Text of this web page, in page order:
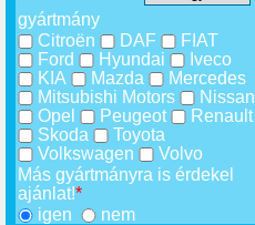
gyártmány
Citroën
DAF
FIAT
Ford
Hyundai
Iveco
KIA
Mazda
Mercedes
Mitsubishi Motors
Nissan
Opel
Peugeot
Renault
Skoda
Toyota
Volkswagen
Volvo
Más gyártmányra is érdekel
ajánlat!*
igen
nem